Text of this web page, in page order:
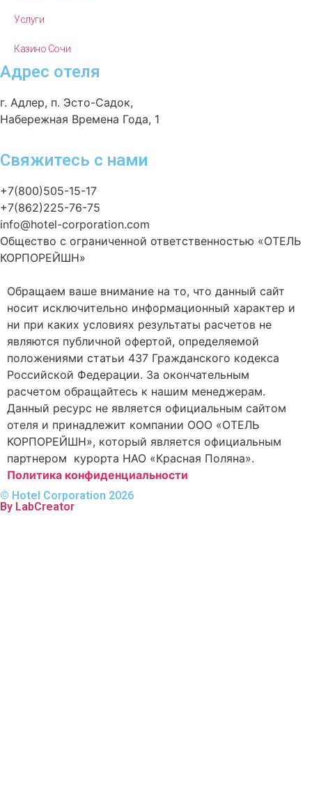
Услуги
Казино Сочи
Адрес отеля
г. Адлер, п. Эсто-Садок,
Набережная Времена Года, 1
Свяжитесь с нами
+7(800)505-15-17
+7(862)225-76-75
info@hotel-corporation.com
Общество с ограниченной ответственностью «ОТЕЛЬ
КОРПОРЕЙШН»
Обращаем ваше внимание на то, что данный сайт
носит исключительно информационный характер и
ни при каких условиях результаты расчетов не
являются публичной офертой, определяемой
положениями статьи 437 Гражданского кодекса
Российской Федерации. За окончательным
расчетом обращайтесь к нашим менеджерам.
Данный ресурс не является официальным сайтом
отеля и принадлежит компании ООО «ОТЕЛЬ
КОРПОРЕЙШН», который является официальным
партнером курорта НАО «Красная Поляна».
Политика конфиденциальности
© Hotel Corporation 2026
By LabCreator